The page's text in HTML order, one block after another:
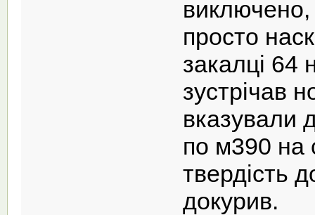
просто
закалці 64
зустрічав
вказували
по м390 на
твердість
докурив.